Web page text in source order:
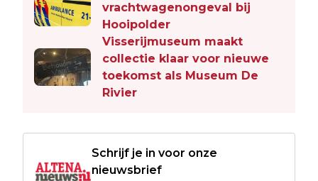
vrachtwagenongeval bij
Hooipolder
Visserijmuseum maakt
collectie klaar voor nieuwe
toekomst als Museum De
Rivier
Schrijf je in voor onze
nieuwsbrief